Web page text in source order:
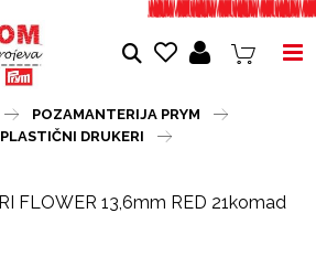
POZAMANTERIJA PRYM
PLASTIČNI DRUKERI